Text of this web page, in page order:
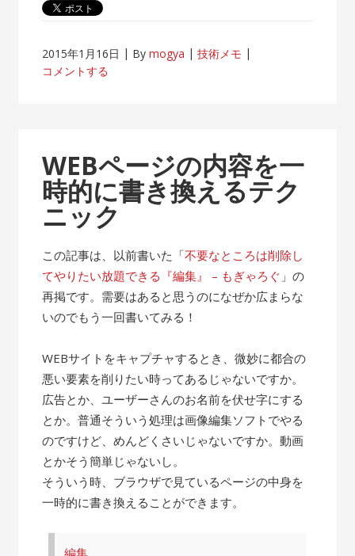
2015年1月16日 Bymogya
技術メモ
コメントする
WEBページの内容を一
時的に書き換えるテク
ニック
この記事は、以前書いた「不要なところは削除し
てやりたい放題できる『編集』 – もぎゃろぐ 」の
再掲です。需要はあると思うのになぜか広まらな
いのでもう一回書いてみる！
WEBサイトをキャプチャするとき、微妙に都合の
悪い要素を削りたい時ってあるじゃないですか。
広告とか、ユーザーさんのお名前を伏せ字にする
とか。普通そういう処理は画像編集ソフトでやる
のですけど、めんどくさいじゃないですか。動画
とかそう簡単じゃないし。
そういう時、ブラウザで見ているページの中身を
一時的に書き換えることができます。
編集